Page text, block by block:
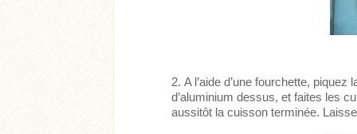
A l’aide d’une fourchette,
d’aluminium dessus, et faites les
aussitôt la cuisson terminée.